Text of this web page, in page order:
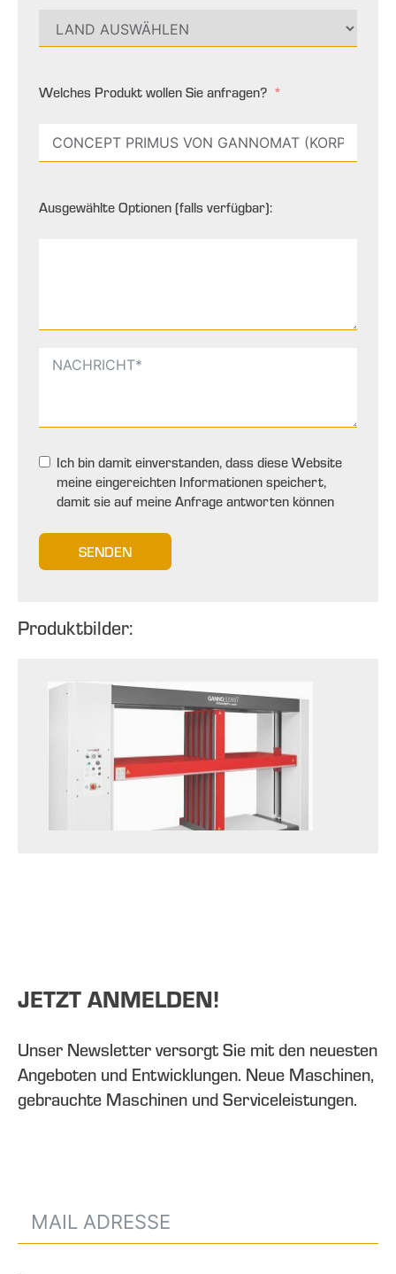
Welches Produkt wollen Sie anfragen?
Ausgewählte Optionen (falls verfügbar):
Ich bin damit einverstanden, dass diese Website
meine eingereichten Informationen speichert,
damit sie auf meine Anfrage antworten können
SENDEN
Produktbilder:
JETZT ANMELDEN!
Unser Newsletter versorgt Sie mit den neuesten
Angeboten und Entwicklungen. Neue Maschinen,
gebrauchte Maschinen und Serviceleistungen.